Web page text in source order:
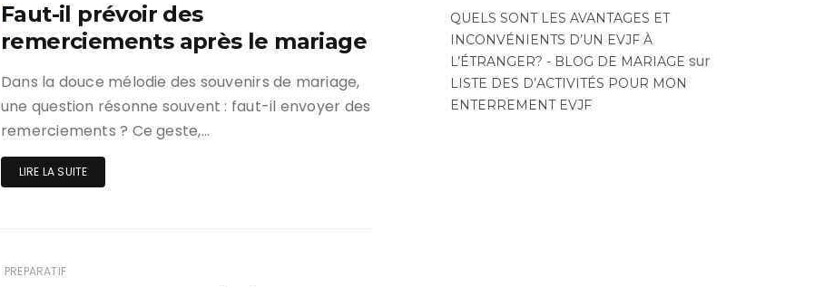
Faut-il prévoir des
remerciements après le mariage
Dans la douce mélodie des souvenirs de mariage,
une question résonne souvent : faut-il envoyer des
remerciements ? Ce geste,…
LIRE LA SUITE
PREPARATIF
QUELS SONT LES AVANTAGES ET
INCONVÉNIENTS D’UN EVJF À
L’ÉTRANGER? - BLOG DE MARIAGE sur
LISTE DES D’ACTIVITÉS POUR MON
ENTERREMENT EVJF